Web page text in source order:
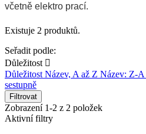
včetně elektro prací.
Existuje 2 produktů.
Seřadit podle:
Důležitost 
Důležitost Název, A až Z Název: Z-A
sestupně
Filtrovat
Zobrazení 1-2 z 2 položek
Aktivní filtry